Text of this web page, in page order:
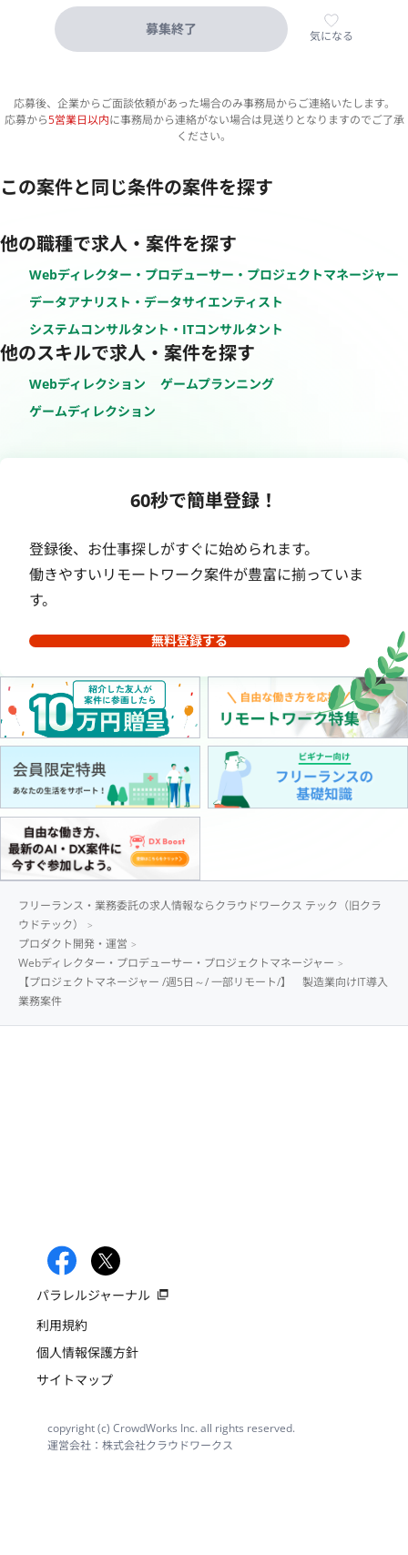
募集終了 気になる
応募後、企業からご面談依頼があった場合のみ事務局からご連絡いたします。
応募から5営業日以内に事務局から連絡がない場合は見送りとなりますのでご了承
ください。
この案件と同じ条件の案件を探す
他の職種で求人・案件を探す
Webディレクター・プロデューサー・プロジェクトマネージャー
データアナリスト・データサイエンティスト
システムコンサルタント・ITコンサルタント
他のスキルで求人・案件を探す
Webディレクション
ゲームプランニング
ゲームディレクション
60秒で簡単登録！
登録後、お仕事探しがすぐに始められます。
働きやすいリモートワーク案件が豊富に揃っていま
す。
無料登録する
フリーランス・業務委託の求人情報ならクラウドワークス テック（旧クラ
ウドテック）
プロダクト開発・運営
Webディレクター・プロデューサー・プロジェクトマネージャー
【プロジェクトマネージャー /週5日～/ 一部リモート/】 製造業向けIT導入
業務案件
パラレルジャーナル
利用規約
個人情報保護方針
サイトマップ
copyright (c) CrowdWorks Inc. all rights reserved.
運営会社：株式会社クラウドワークス